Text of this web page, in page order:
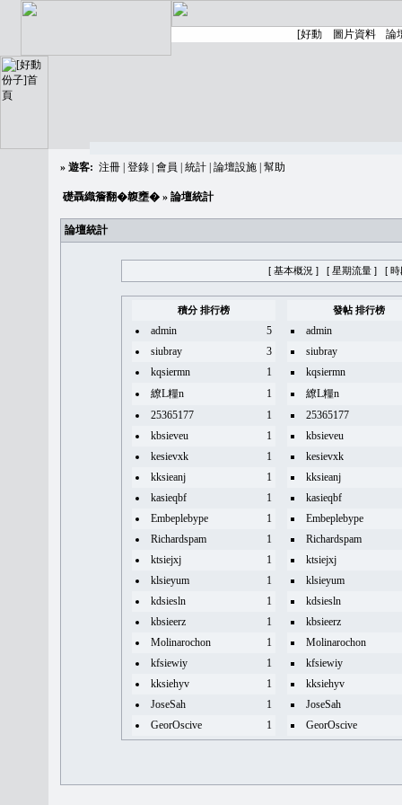
» 遊客: 注冊 登錄 會員 統計 論壇設施 幫助
礎聶織簷翻�䪖壅� » 論壇統計
論壇統計
[ 基本概況 ] [ 星期流量 ] [ 時
積分 排行榜 發帖 排行榜
admin 5
admin
siubray
3
siubray
kqsiermn
1
kqsiermn
繚L糧n
1
繚L糧n
25365177
1
25365177
kbsieveu
1
kbsieveu
kesievxk
1
kesievxk
kksieanj
1
kksieanj
kasieqbf
1
kasieqbf
Embeplebype
1
Embeplebype
Richardspam
1
Richardspam
ktsiejxj
1
ktsiejxj
klsieyum
1
klsieyum
kdsiesln
1
kdsiesln
kbsieerz
1
kbsieerz
Molinarochon
1
Molinarochon
kfsiewiy
1
kfsiewiy
kksiehyv
1
kksiehyv
JoseSah
1
JoseSah
GeorOscive
1 GeorOscive